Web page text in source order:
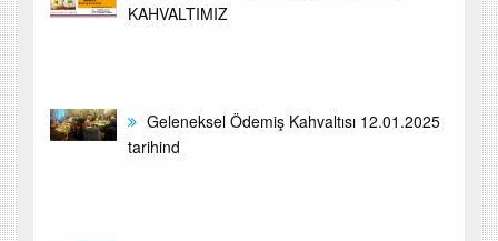
KAHVALTIMIZ
Geleneksel Ödemiş Kahvaltısı 12.01.2025
tarihind